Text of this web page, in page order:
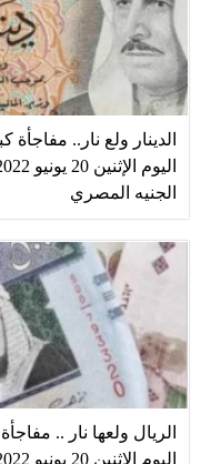
الدينار ولع نار..
الجنيه المصري
الريال ولعها نار ..